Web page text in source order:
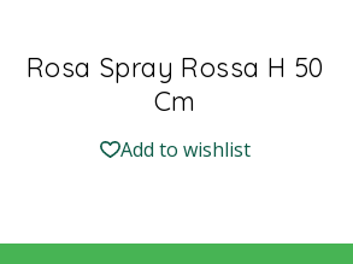
Rosa Spray Rossa H 50
Cm
Add to wishlist